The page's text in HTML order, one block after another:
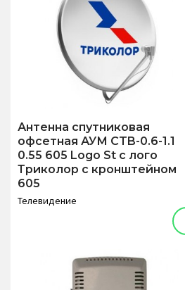
Антенна спутниковая
офсетная АУМ CTB-0.6-1.1
0.55 605 Logo St с лого
Триколор с кронштейном
605
Телевидение